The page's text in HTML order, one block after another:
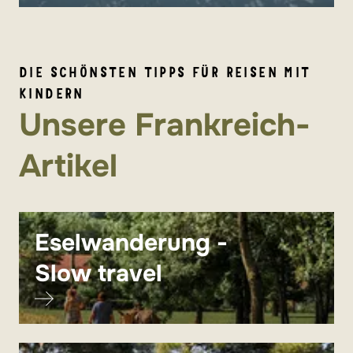
DIE SCHÖNSTEN TIPPS FÜR REISEN MIT
KINDERN
Unsere Frankreich-
Artikel
Eselwanderung -
Slow travel